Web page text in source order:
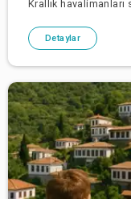
Krallık havalimanları
Detaylar